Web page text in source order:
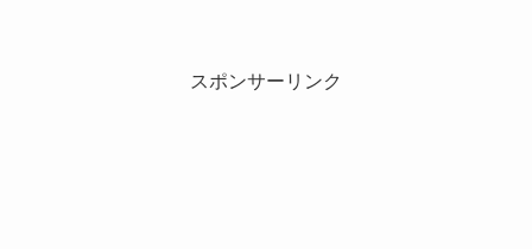
スポンサーリンク